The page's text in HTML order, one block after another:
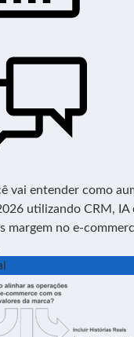
vai entender como
utilizando CRM, IA
margem no e-